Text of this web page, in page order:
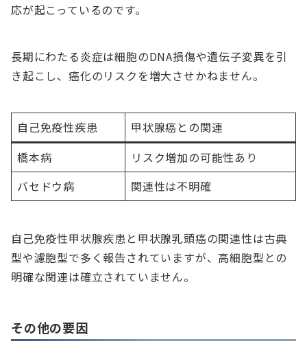
応が起こっているのです。
長期にわたる炎症は細胞のDNA損傷や遺伝子変異を引
き起こし、癌化のリスクを増大させかねません。
自己免疫性疾患
甲状腺癌との関連
橋本病
リスク増加の可能性あり
バセドウ病
関連性は不明確
自己免疫性甲状腺疾患と甲状腺乳頭癌の関連性は古典
型や濾胞型で多く報告されていますが、高細胞型との
明確な関連は確立されていません。
その他の要因